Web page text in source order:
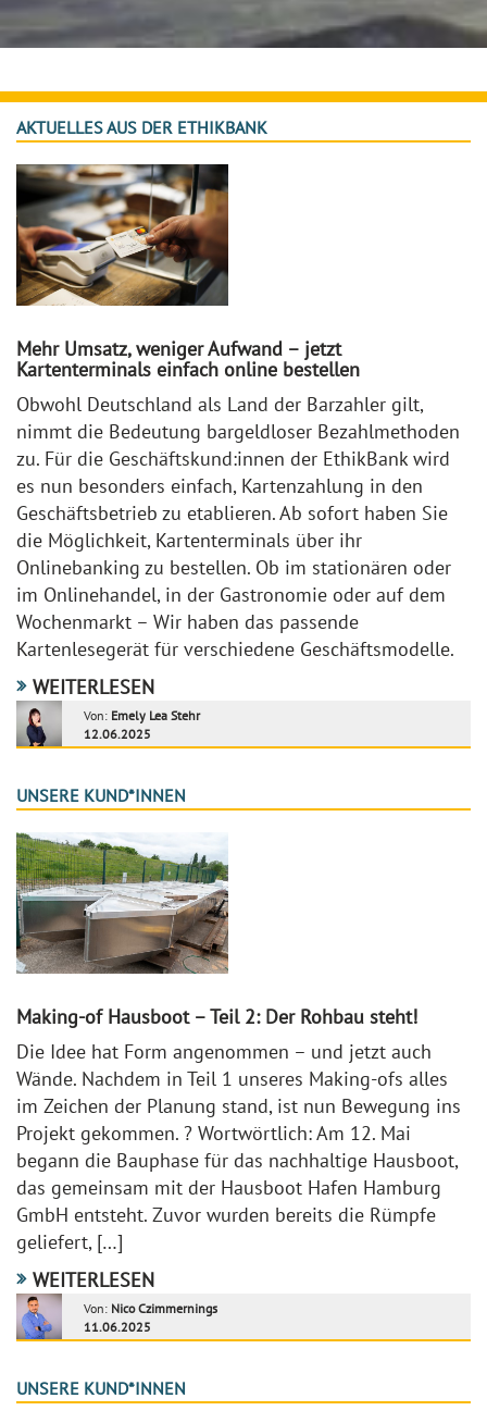
AKTUELLES AUS DER ETHIKBANK
Mehr Umsatz, weniger Aufwand – jetzt
Kartenterminals einfach online bestellen
Obwohl Deutschland als Land der Barzahler gilt,
nimmt die Bedeutung bargeldloser Bezahlmethoden
zu. Für die Geschäftskund:innen der EthikBank wird
es nun besonders einfach, Kartenzahlung in den
Geschäftsbetrieb zu etablieren. Ab sofort haben Sie
die Möglichkeit, Kartenterminals über ihr
Onlinebanking zu bestellen. Ob im stationären oder
im Onlinehandel, in der Gastronomie oder auf dem
Wochenmarkt – Wir haben das passende
Kartenlesegerät für verschiedene Geschäftsmodelle.
WEITERLESEN
Von: Emely Lea Stehr
12.06.2025
UNSERE KUND*INNEN
Making-of Hausboot – Teil 2: Der Rohbau steht!
Die Idee hat Form angenommen – und jetzt auch
Wände. Nachdem in Teil 1 unseres Making-ofs alles
im Zeichen der Planung stand, ist nun Bewegung ins
Projekt gekommen. ? Wortwörtlich: Am 12. Mai
begann die Bauphase für das nachhaltige Hausboot,
das gemeinsam mit der Hausboot Hafen Hamburg
GmbH entsteht. Zuvor wurden bereits die Rümpfe
geliefert, […]
WEITERLESEN
Von: Nico Czimmernings
11.06.2025
UNSERE KUND*INNEN